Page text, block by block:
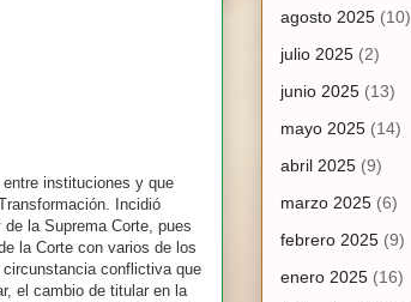
instituciones y que
Incidió
la Suprema Corte, pues
la Corte con varios de los
conflictiva que
el cambio de titular en la
agosto 2025 (10)
julio 2025 (2)
junio 2025 (13)
mayo 2025 (14)
abril 2025 (9)
marzo 2025 (6)
febrero 2025 (9)
enero 2025 (16)